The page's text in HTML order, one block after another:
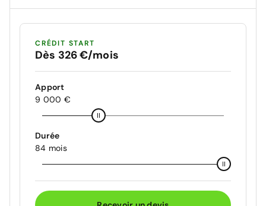
CRÉDIT START
Dès 326 €/mois
Apport
9 000 €
Durée
84 mois